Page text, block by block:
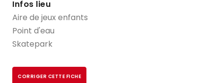
Infos lieu
Aire de jeux enfants
Point d'eau
Skatepark
CORRIGER CETTE FICHE